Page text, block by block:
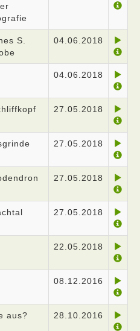
S.
04.06.2018
04.06.2018
27.05.2018
27.05.2018
27.05.2018
27.05.2018
22.05.2018
08.12.2016
aus? 28.10.2016